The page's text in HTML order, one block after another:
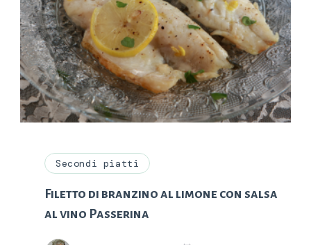
Secondi piatti
Filetto di branzino al limone con salsa
al vino Passerina